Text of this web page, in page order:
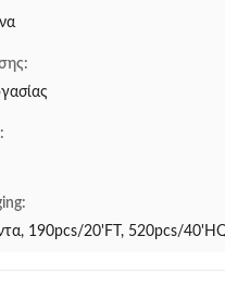
190pcs/20'FT, 520pcs/